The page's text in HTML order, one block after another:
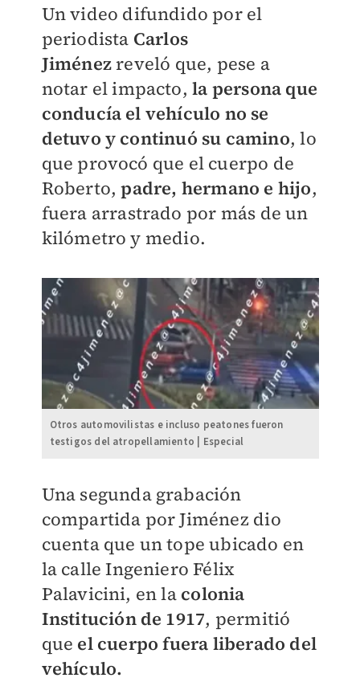
Un video difundido por el
periodista Carlos
Jiménezreveló que, pese a
notar el impacto,la persona que
conducía el vehículo no se
detuvo y continuó su camino, lo
que provocó que el cuerpo de
Roberto,padre, hermano e hijo,
fuera arrastrado por más de un
kilómetro y medio.
Otros automovilistas e incluso peatones fueron
testigos del atropellamiento | Especial
Una segunda grabación
compartida por Jiménez dio
cuenta que un tope ubicado en
la calle Ingeniero Félix
Palavicini, en lacolonia
Institución de 1917, permitió
que el cuerpo fuera liberado del
vehículo.